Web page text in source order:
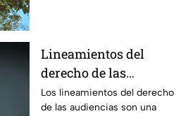
Lineamientos del
derecho de las
audiencias: una
estrategia de censura
Los lineamientos del derecho
de las audiencias son una